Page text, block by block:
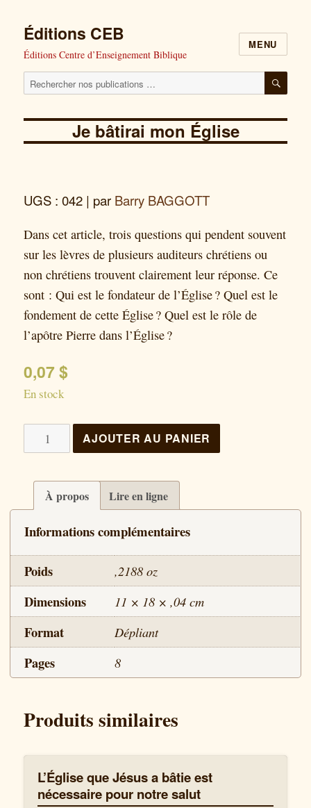
Éditions CEB
Éditions Centre d’Enseignement Biblique
MENU
Cherchez
publications
pour
Je bâtirai mon Église
UGS : 042 | par Barry BAGGOTT
Dans cet article, trois questions qui pendent souvent
sur les lèvres de plusieurs auditeurs chrétiens ou
non chrétiens trouvent clairement leur réponse. Ce
sont : Qui est le fondateur de l’Église ? Quel est le
fondement de cette Église ? Quel est le rôle de
l’apôtre Pierre dans l’Église ?
0,07$
En stock
quantité
de
bâtirai
mon
Église
AJOUTER AU PANIER
À propos Lire en ligne
Informations complémentaires
Poids ,2188 oz
Dimensions 11 × 18 × ,04 cm
Format Dépliant
Pages 8
Produits similaires
L’Église que Jésus a bâtie est
nécessaire pour notre salut